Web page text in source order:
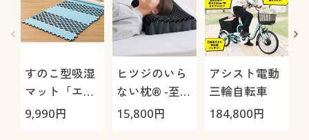
すのこ型吸湿
マット「エア
ージョブ®」
9,990円
ヒツジのいら
ない枕® -至
極-
15,800円
アシスト電動
三輪自転車
184,800円